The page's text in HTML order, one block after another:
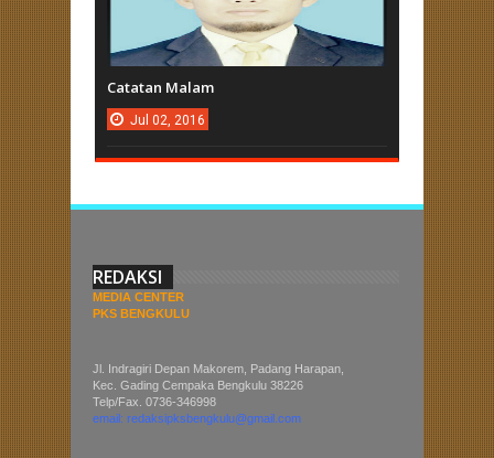
Catatan Malam
Jul 02, 2016
REDAKSI
MEDIA CENTER
PKS BENGKULU
Jl. Indragiri Depan Makorem, Padang Harapan,
Kec. Gading Cempaka Bengkulu 38226
Telp/Fax. 0736-346998
email: redaksipksbengkulu@gmail.com